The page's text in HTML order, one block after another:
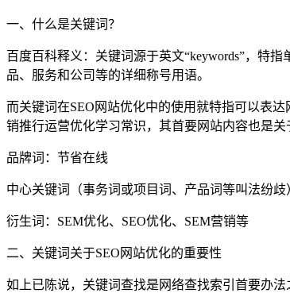
一、什么是关键词？
百度百科释义：关键词源于英文“keywords”，特
品、服务和公司等的详细称号用语。
而关键词在SEO网站优化中的使用就特指可以表
销推行运营优化学习常识，其首要网站内容也是
品牌词：节省在线
中心关键词（事务词或项目词、产品词等叫法纷
衍生词：SEM优化、SEO优化、SEM营销等
二、关键词关于SEO网站优化的重要性
如上已陈说，关键词查找是网络查找索引首要办